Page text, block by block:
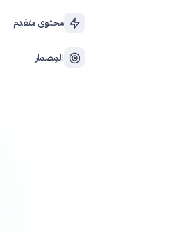
محتوى متقدم
المِضمار